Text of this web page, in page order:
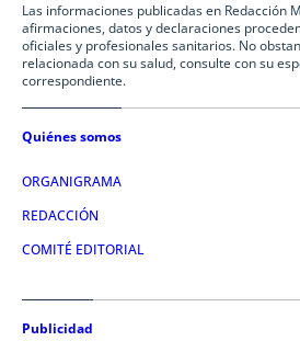
Las informaciones publicadas en Redacción
afirmaciones, datos y declaraciones
oficiales y profesionales sanitarios. No
relacionada con su salud, consulte con su
correspondiente.
Quiénes somos
ORGANIGRAMA
REDACCIÓN
COMITÉ EDITORIAL
Publicidad